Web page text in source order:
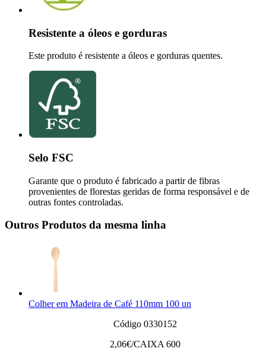
Resistente a óleos e gorduras
Este produto é resistente a óleos e gorduras quentes.
Selo FSC
Garante que o produto é fabricado a partir de fibras
provenientes de florestas geridas de forma responsável e de
outras fontes controladas.
Outros Produtos da mesma linha
Colher em Madeira de Café 110mm 100 un
Código 0330152
2,06€/CAIXA 600